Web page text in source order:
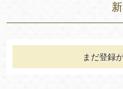
まだ登録